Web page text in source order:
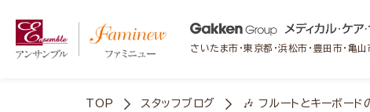
さいたま市・東京都・浜松市・豊田市・亀
TOP スタッフブログ 🎶 フルートとキーボー